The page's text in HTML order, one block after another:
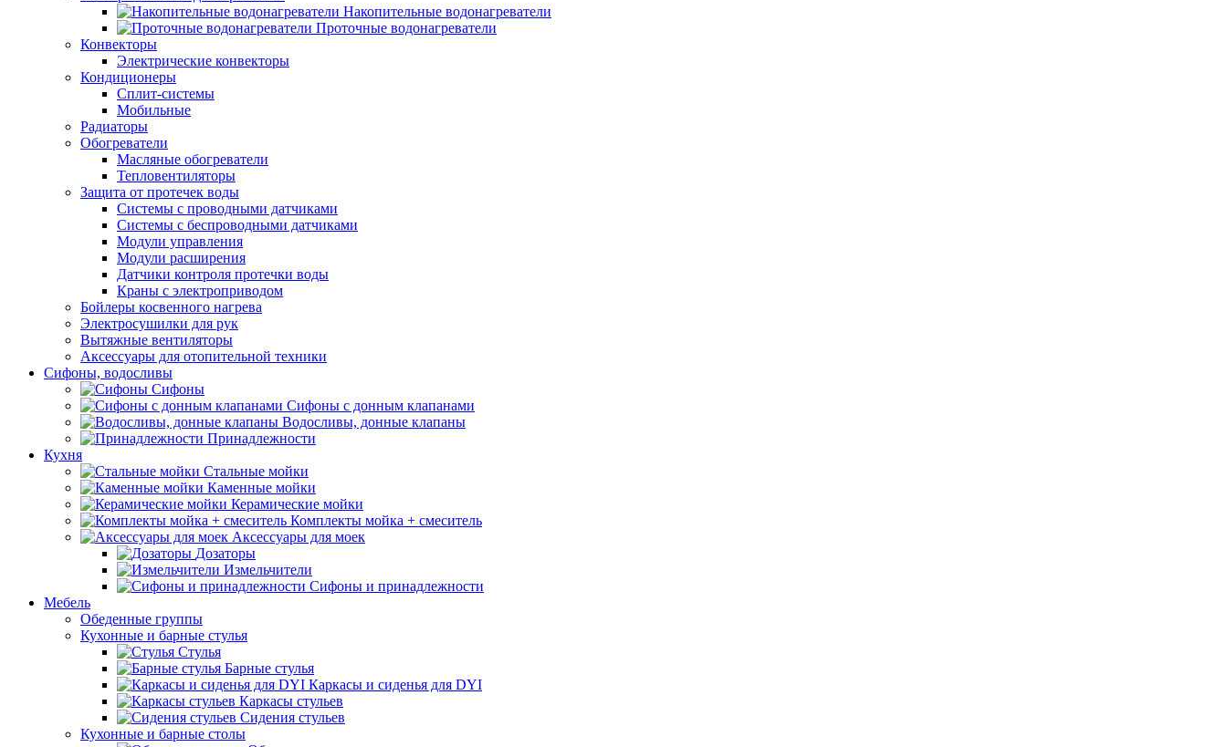
Накопительные водонагреватели
Проточные водонагреватели
Конвекторы
Электрические конвекторы
Кондиционеры
Сплит-системы
Мобильные
Радиаторы
Обогреватели
Масляные обогреватели
Тепловентиляторы
Защита от протечек воды
Системы с проводными датчиками
Системы с беспроводными датчиками
Модули управления
Модули расширения
Датчики контроля протечки воды
Краны с электроприводом
Бойлеры косвенного нагрева
Электросушилки для рук
Вытяжные вентиляторы
Аксессуары для отопительной техники
Сифоны, водосливы
Сифоны
Сифоны с донным клапанами
Водосливы, донные клапаны
Принадлежности
Кухня
Стальные мойки
Каменные мойки
Керамические мойки
Комплекты мойка + смеситель
Аксессуары для моек
Дозаторы
Измельчители
Сифоны и принадлежности
Мебель
Обеденные группы
Кухонные и барные стулья
Стулья
Барные стулья
Каркасы и сиденья для DYI
Каркасы стульев
Сидения стульев
Кухонные и барные столы